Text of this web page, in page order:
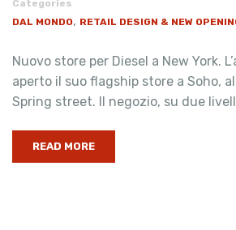
Categories
DAL MONDO, RETAIL DESIGN & NEW
Nuovo store per Diesel a New York.
aperto il suo flagship store a Soho,
Spring street. Il negozio, su due
READ MORE